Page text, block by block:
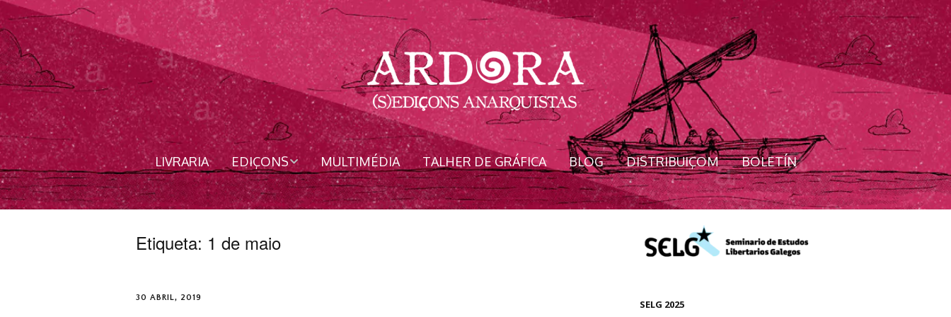
LIVRARIA EDIÇONS
Livros
MULTIMÉDIA TALHER DE GRÁFICA BLOG DISTRIBUIÇOM BOLETÍN
Etiqueta: 1 de maio
30 ABRIL, 2019
SELG 2025